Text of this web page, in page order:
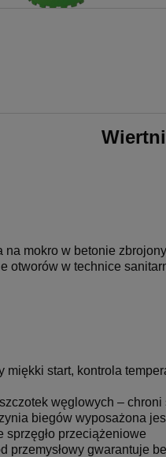
na mokro w betonie
otworów w technice
miękki start, kontrola
węglowych – chroni
biegów wyposażona
sprzęgło przeciążeniowe
przemysłowy gwarantuje